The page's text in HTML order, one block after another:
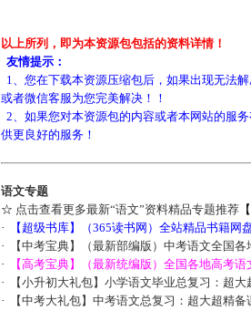
以上所列，即为本资源包包括的资料详情！
友情提示：
1、您在下载本资源压缩包后，如果出现无法
或者微信客服为您完美解决！！
2、如果您对本资源包的内容或者本网站的服
供更良好的服务！
语文专题
☆ 点击查看更多最新“语文”资料精品专题推荐
·
【超级书库】（365读书网）全站精品书籍网
·
【中考宝典】（最新部编版）中考语文全国各
·
【高考宝典】（最新统编版）全国各地高考语
·
【小升初大礼包】小学语文毕业总复习：超
·
【中考大礼包】中考语文总复习：超大超精